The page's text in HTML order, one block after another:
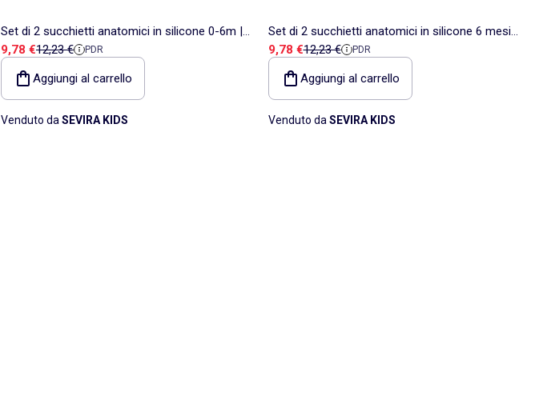
Set di 2 succhietti anatomici in silicone 0-6m |
Filibabba
Prezzo di vendita
9,78 €Prezzo di riferimento
12,23 € PDR
Aggiungi al carrello
Venduto da SEVIRA KIDS
Set di 2 succhietti anatomici in silicone 6 mesi
e oltre | Filibabba
Prezzo di vendita
9,78 €Prezzo di riferimento
12,23 € PDR
Aggiungi al carrello
Venduto da SEVIRA KIDS